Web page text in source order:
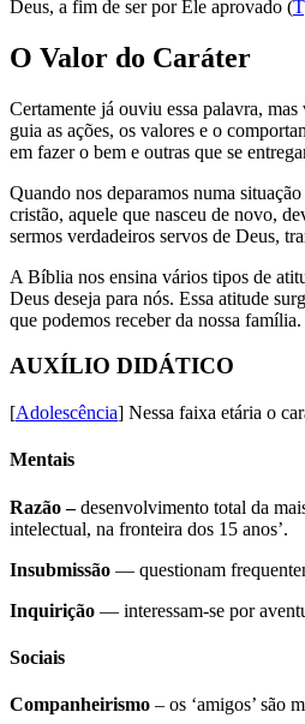
Deus, a fim de ser por Ele aprovado (
O Valor do Caráter
Certamente já ouviu essa palavra,
guia as ações, os valores e o
em fazer o bem e outras que se
Quando nos deparamos numa
cristão, aquele que nasceu de novo,
sermos verdadeiros servos de Deus,
A Bíblia nos ensina vários tipos de
Deus deseja para nós. Essa atitude
que podemos receber da nossa família.
AUXÍLIO DIDÁTICO
[Adolescência] Nessa faixa etária o
Mentais
Razão –desenvolvimento total da
intelectual, na fronteira dos 15 anos’.
Insubmissão — questionam
Inquirição — interessam-se por
Sociais
Companheirismo – os ‘amigos’ são